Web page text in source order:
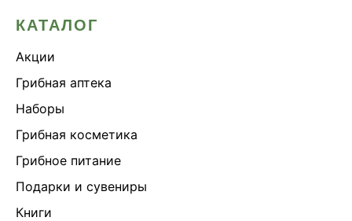
КАТАЛОГ
Акции
Грибная аптека
Наборы
Грибная косметика
Грибное питание
Подарки и сувениры
Книги